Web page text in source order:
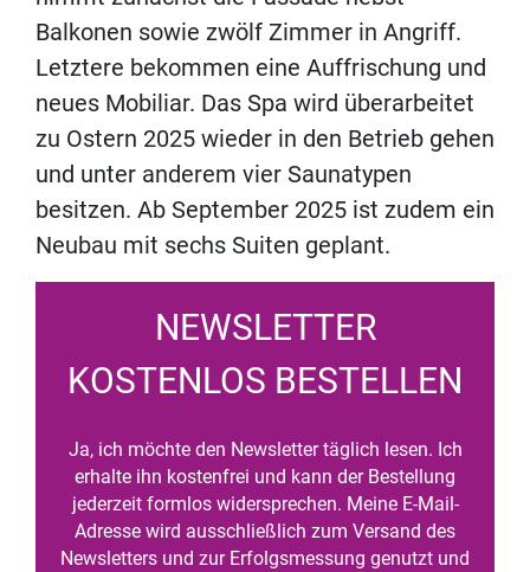
Balkonen sowie zwölf Zimmer in Angriff.
Letztere bekommen eine Auffrischung und
neues Mobiliar. Das Spa wird überarbeitet
zu Ostern 2025 wieder in den Betrieb gehen
und unter anderem vier Saunatypen
besitzen. Ab September 2025 ist zudem ein
Neubau mit sechs Suiten geplant.
NEWSLETTER
KOSTENLOS BESTELLEN
Ja, ich möchte den Newsletter täglich lesen. Ich
erhalte ihn kostenfrei und kann der Bestellung
jederzeit formlos widersprechen. Meine E-Mail-
Adresse wird ausschließlich zum Versand des
Newsletters und zur Erfolgsmessung genutzt und